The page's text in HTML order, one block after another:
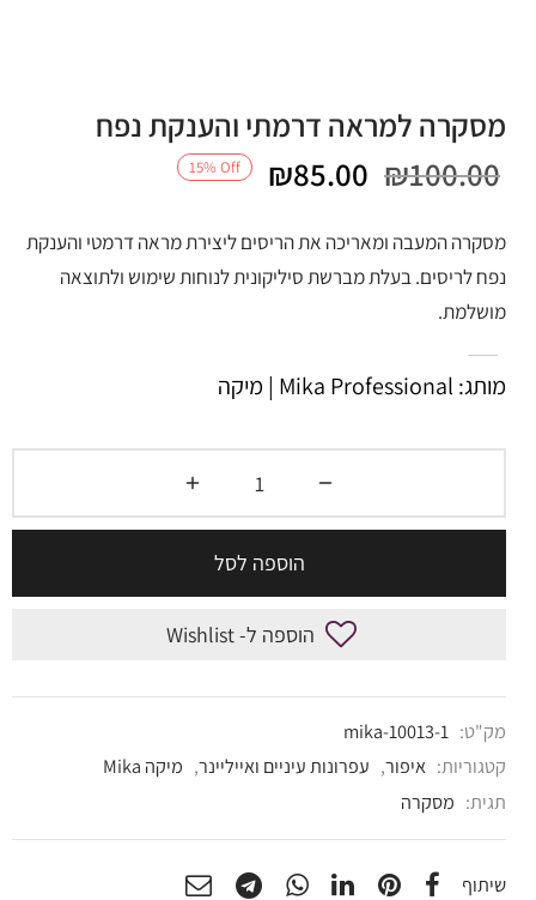
מסקרה למראה דרמתי והענקת נפח
15% Off ₪100.00
המחיר
המקורי
היה:
₪85.00
המחיר
הנוכחי
הוא:
מסקרה המעבה ומאריכה את הריסים ליצירת מראה דרמטי והענקת
נפח לריסים. בעלת מברשת סיליקונית לנוחות שימוש ולתוצאה
מושלמת.
מותג: Mika Professional | מיקה
הוספה לסל
הוספה ל- Wishlist
מק"ט: mika-10013-1
קטגוריות: איפור, עפרונות עיניים ואייליינר, מיקה Mika
תגית: מסקרה
שיתוף